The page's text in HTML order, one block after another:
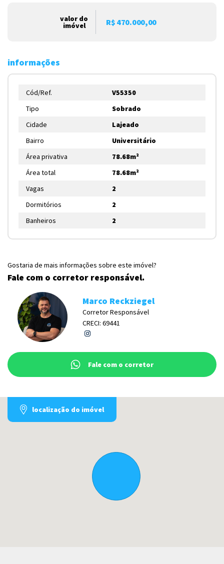
valor do
imóvel R$ 470.000,00
informações
Cód/Ref.
V55350
Tipo
Sobrado
Cidade
Lajeado
Bairro
Universitário
Área privativa
78.68m²
Área total
78.68m²
Vagas
2
Dormitórios
2
Banheiros
2
Gostaria de mais informações sobre este imóvel?
Fale com o corretor responsável.
Marco Reckziegel
Corretor Responsável
CRECI: 69441
Fale com o corretor
localização do imóvel